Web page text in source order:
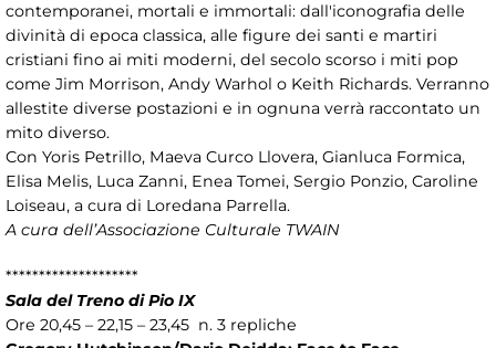
contemporanei, mortali e immortali: dall'iconografia delle
divinità di epoca classica, alle figure dei santi e martiri
cristiani fino ai miti moderni, del secolo scorso i miti pop
come Jim Morrison, Andy Warhol o Keith Richards. Verranno
allestite diverse postazioni e in ognuna verrà raccontato un
mito diverso.
Con Yoris Petrillo, Maeva Curco Llovera, Gianluca Formica,
Elisa Melis, Luca Zanni, Enea Tomei, Sergio Ponzio, Caroline
Loiseau, a cura di Loredana Parrella.
A cura dell’Associazione Culturale TWAIN
********************
Sala del Treno di Pio IX
Ore 20,45 – 22,15 – 23,45 n. 3 repliche